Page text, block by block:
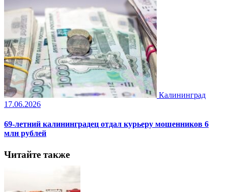
Калининград
17.06.2026
69-летний калининградец отдал курьеру мошенников 6
млн рублей
Читайте также